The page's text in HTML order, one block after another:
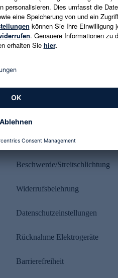
Es gelten die Datenschutzrichtlinien
Rechtliches
Beschwerde/Streitschlichtung
Widerrufsbelehrung
Datenschutzeinstellungen
Rücknahme Elektrogeräte
Barrierefreiheit